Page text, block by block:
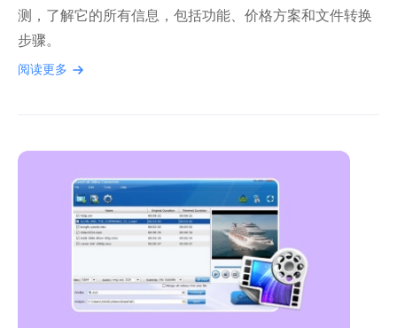
测，了解它的所有信息，包括功能、价格方案和文件转换
步骤。
阅读更多